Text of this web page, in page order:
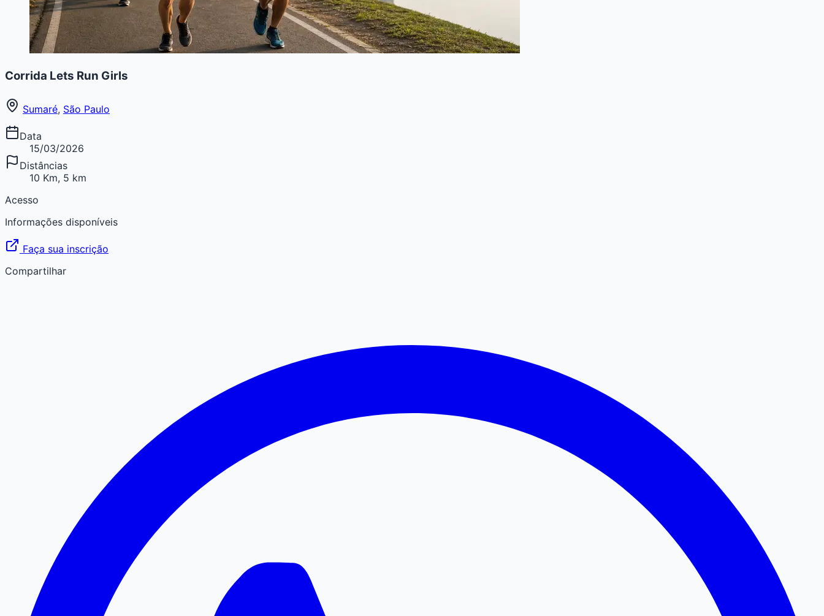
Corrida Lets Run Girls
Sumaré, São Paulo
Data
15/03/2026
Distâncias
10 Km, 5 km
Acesso
Informações disponíveis
Faça sua inscrição
Compartilhar